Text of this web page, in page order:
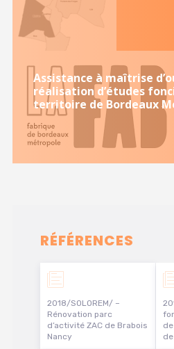
Assistance à maîtrise
réalisation d’études
territoire de Bordeaux
RÉFÉRENCES
2018/SOLOREM/ –
Rénovation parc
d’activité ZAC de Brabois
Nancy